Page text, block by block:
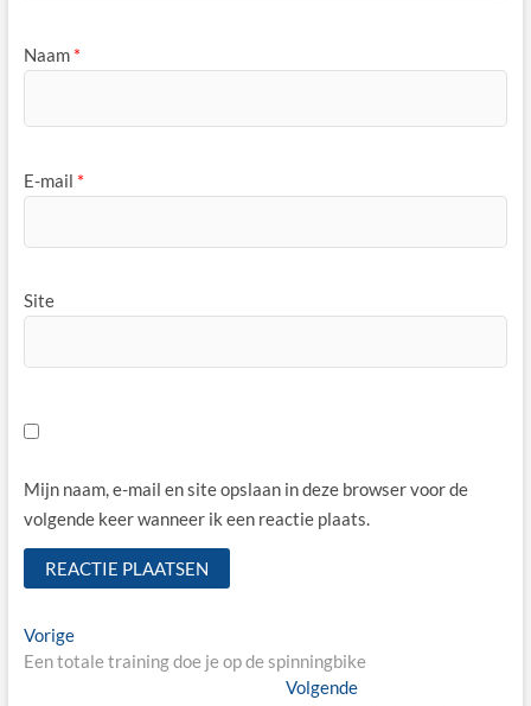
Naam *
E-mail *
Site
Mijn naam, e-mail en site opslaan in deze browser voor de
volgende keer wanneer ik een reactie plaats.
Bericht
navigatie
VorigeVorige
bericht:
Een totale training doe je op de spinningbike
VolgendeVolgende